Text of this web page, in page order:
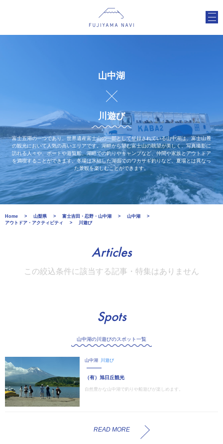
山中湖
川遊び
富士五湖の一つであり、世界遺産富士山の一部として登録されている山中湖は、富士山麓
の観光において人気の高いエリアです。湖畔から望む富士山の眺望が美しく、写真撮影に
訪れる人々や、ボートや遊覧船、湖畔での釣りやキャンプなど、仲間や家族とアウトドア
を満喫することができます。冬場は氷結した湖面でのワカサギ釣りなど、夏場とは異なっ
た景観を楽しむことができます。
Home 山梨県 富士吉田・忍野・山中湖
山中湖
アウトドア・アクティビティ
川遊び
Articles
この絞込条件に該当する記事・特集はありません
Spots
山中湖の川遊びのスポット一覧
山中湖 川遊び
（有）旭日丘観光
自然豊かな山中湖で釣りや船遊びが楽しめます。
READ MORE